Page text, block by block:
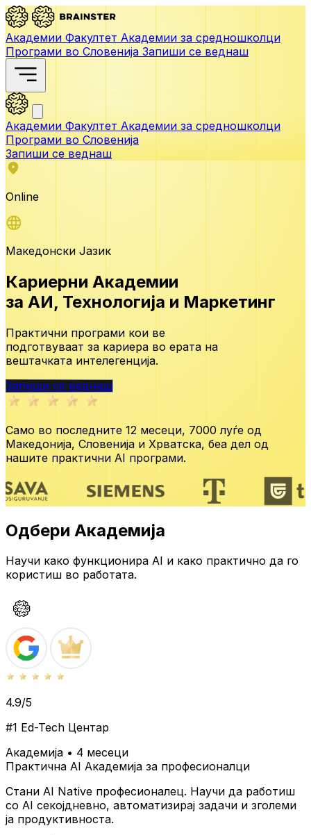
Академии Факултет Академии за средношколци
Програми во Словенија Запиши се веднаш
Академии Факултет Академии за средношколци
Програми во Словенија
Запиши се веднаш
Online
Македонски Јазик
Кариерни Академии
за АИ, Технологија и Маркетинг
Практични програми кои ве
подготвуваат за кариера во ерата на
вештачката интелегенција.
Запиши се веднаш
Само во последните 12 месеци, 7000 луѓе од
Македонија, Словенија и Хрватска, беа дел од
нашите практични AI програми.
Одбери Академија
Научи како функционира AI и како практично да го
користиш во работата.
4.9/5
#1 Ed-Tech Центар
Академија • 4 месеци
Практична AI Академија за професионалци
Стани AI Native професионалец. Научи да работиш
со AI секојдневно, автоматизирај задачи и зголеми
ја продуктивноста.